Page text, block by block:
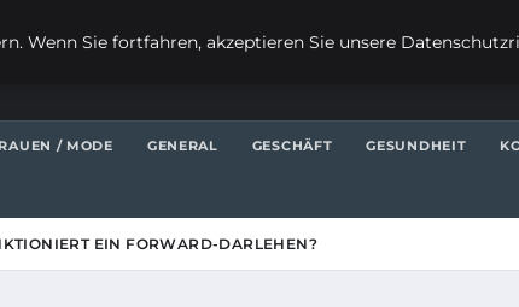
/ MODE GENERAL GESCHÄFT GESUNDHEIT
EIN FORWARD-DARLEHEN?
Wenn Sie fortfahren, akzeptieren Sie unsere